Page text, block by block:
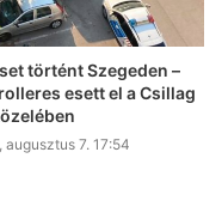
történt Szegeden –
esett el a Csillag
augusztus 7. 17:54